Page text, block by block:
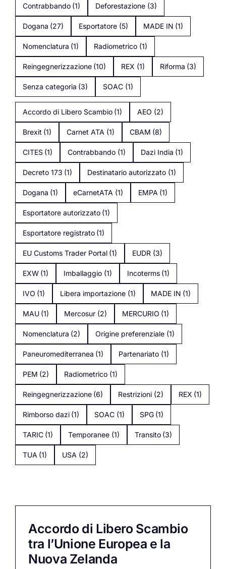
Contrabbando (1) Deforestazione (3)
Dogana (27) Esportatore (5) MADE IN (1)
Nomenclatura (1) Radiometrico (1)
Reingegnerizzazione (10) REX (1) Riforma (3)
Senza categoria (3) SOAC (1)
Accordo di Libero Scambio (1) AEO (2)
Brexit (1) Carnet ATA (1) CBAM (8)
CITES (1) Contrabbando (1) Dazi India (1)
Decreto 173 (1) Destinatario autorizzato (1)
Dogana (1) eCarnetATA (1) EMPA (1)
Esportatore autorizzato (1)
Esportatore registrato (1)
EU Customs Trader Portal (1) EUDR (3)
EXW (1) Imballaggio (1) Incoterms (1)
IVO (1) Libera importazione (1) MADE IN (1)
MAU (1) Mercosur (2) MERCURIO (1)
Nomenclatura (2) Origine preferenziale (1)
Paneuromediterranea (1) Partenariato (1)
PEM (2) Radiometrico (1)
Reingegnerizzazione (6) Restrizioni (2) REX (1)
Rimborso dazi (1) SOAC (1) SPG (1)
TARIC (1) Temporanee (1) Transito (3)
TUA (1) USA (2)
Accordo di Libero Scambio
tra l’Unione Europea e la
Nuova Zelanda